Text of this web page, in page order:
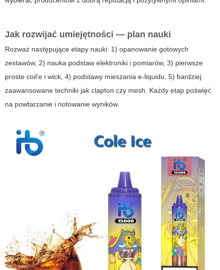
Jak rozwijać umiejętności — plan nauki
Rozważ następujące etapy nauki: 1) opanowanie gotowych
zestawów, 2) nauka podstaw elektroniki i pomiarów, 3) pierwsze
proste coil'e i wick, 4) podstawy mieszania e-liquidu, 5) bardziej
zaawansowane techniki jak clapton czy mesh. Każdy etap poświęć
na powtarzanie i notowanie wyników.